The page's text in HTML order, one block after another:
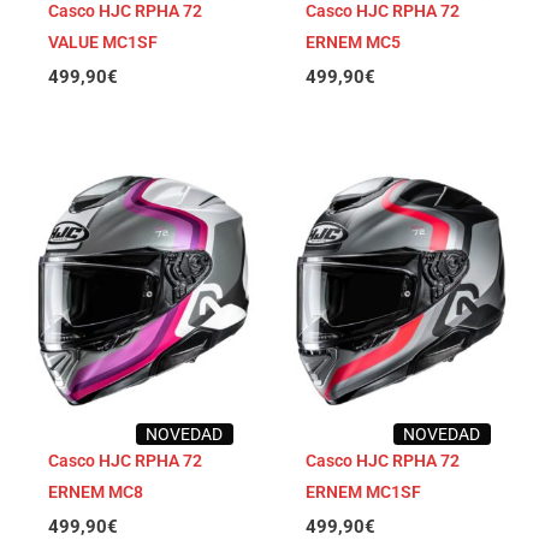
Casco HJC RPHA 72
VALUE MC1SF
499,90€
Casco HJC RPHA 72
ERNEM MC5
499,90€
NOVEDAD
Casco HJC RPHA 72
ERNEM MC8
499,90€
NOVEDAD
Casco HJC RPHA 72
ERNEM MC1SF
499,90€